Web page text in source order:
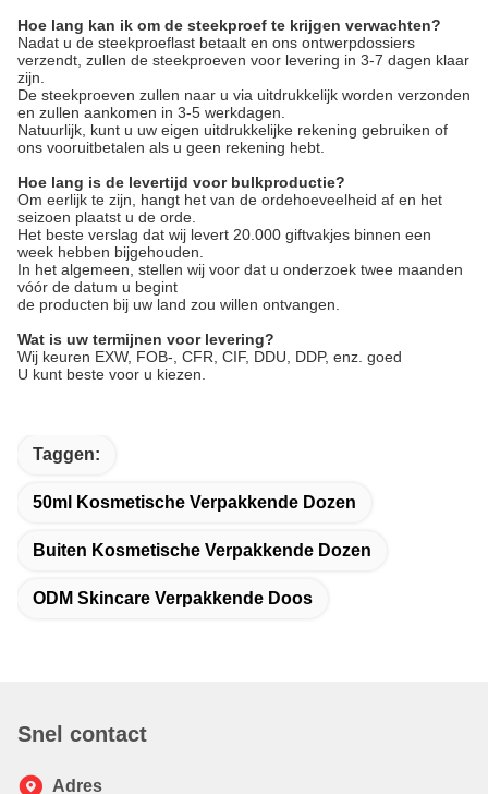
Hoe lang kan ik om de steekproef te krijgen verwachten?
Nadat u de steekproeflast betaalt en ons ontwerpdossiers
verzendt, zullen de steekproeven voor levering in 3-7 dagen klaar
zijn.
De steekproeven zullen naar u via uitdrukkelijk worden verzonden
en zullen aankomen in 3-5 werkdagen.
Natuurlijk, kunt u uw eigen uitdrukkelijke rekening gebruiken of
ons vooruitbetalen als u geen rekening hebt.
Hoe lang is de levertijd voor bulkproductie?
Om eerlijk te zijn, hangt het van de ordehoeveelheid af en het
seizoen plaatst u de orde.
Het beste verslag dat wij levert 20.000 giftvakjes binnen een
week hebben bijgehouden.
In het algemeen, stellen wij voor dat u onderzoek twee maanden
vóór de datum u begint
de producten bij uw land zou willen ontvangen.
Wat is uw termijnen voor levering?
Wij keuren EXW, FOB-, CFR, CIF, DDU, DDP, enz. goed
U kunt beste voor u kiezen.
Taggen:
50ml Kosmetische Verpakkende Dozen
Buiten Kosmetische Verpakkende Dozen
ODM Skincare Verpakkende Doos
Snel contact
Adres